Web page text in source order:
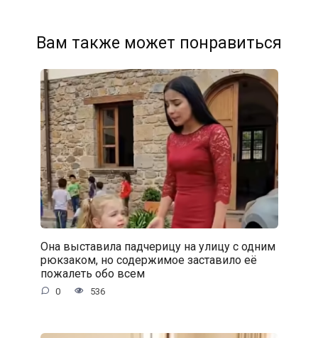
Вам также может понравиться
Она выставила падчерицу на улицу с одним
рюкзаком, но содержимое заставило её
пожалеть обо всем
0 536